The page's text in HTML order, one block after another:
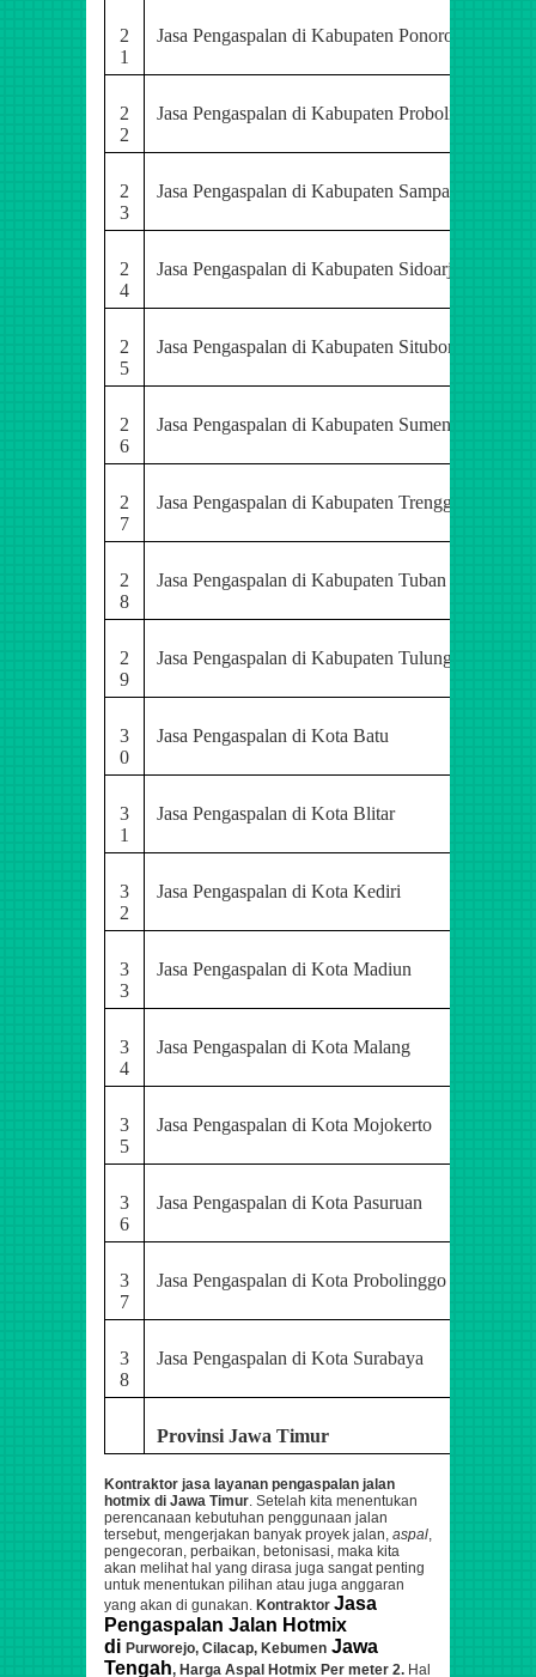
2
1
Jasa Pengaspalan di Kabupaten Ponorogo
2
2
Jasa Pengaspalan di Kabupaten Probolinggo
2
3
Jasa Pengaspalan di Kabupaten Sampang
2
4
Jasa Pengaspalan di Kabupaten Sidoarjo
2
5
Jasa Pengaspalan di Kabupaten Situbondo
2
6
Jasa Pengaspalan di Kabupaten Sumenep
2
7
Jasa Pengaspalan di Kabupaten Trenggalek
2
8
Jasa Pengaspalan di Kabupaten Tuban
2
9
Jasa Pengaspalan di Kabupaten Tulungagung
3
0
Jasa Pengaspalan di Kota Batu
3
1
Jasa Pengaspalan di Kota Blitar
3
2
Jasa Pengaspalan di Kota Kediri
3
3
Jasa Pengaspalan di Kota Madiun
3
4
Jasa Pengaspalan di Kota Malang
3
5
Jasa Pengaspalan di Kota Mojokerto
3
6
Jasa Pengaspalan di Kota Pasuruan
3
7
Jasa Pengaspalan di Kota Probolinggo
3
8
Jasa Pengaspalan di Kota Surabaya
Provinsi Jawa Timur
Kontraktor jasa layanan pengaspalan jalan
hotmix di Jawa Timur. Setelah kita menentukan
perencanaan kebutuhan penggunaan jalan
tersebut, mengerjakan banyak proyek jalan, aspal,
pengecoran, perbaikan, betonisasi, maka kita
akan melihat hal yang dirasa juga sangat penting
untuk menentukan pilihan atau juga anggaran
yang akan di gunakan. Kontraktor Jasa
Pengaspalan Jalan Hotmix
di Purworejo, Cilacap, Kebumen Jawa
Tengah, Harga Aspal Hotmix Per meter 2. Hal